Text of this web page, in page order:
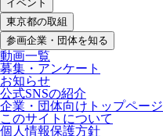
イベント
東京都の取組
参画企業・団体を知る
動画一覧
募集・アンケート
お知らせ
公式SNSの紹介
企業・団体向けトップページ
このサイトについて
個人情報保護方針